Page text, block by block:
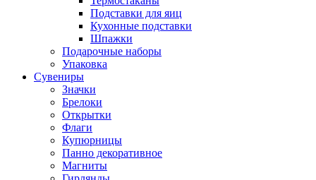
Подставки для яиц
Кухонные подставки
Шпажки
Подарочные наборы
Упаковка
Сувениры
Значки
Брелоки
Открытки
Флаги
Купюрницы
Панно декоративное
Магниты